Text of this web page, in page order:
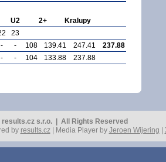
U2 2+
Kralupy
23
- - 108 139.41 247.41
237.88
- - 104 133.88 237.88
s.r.o. | All Rights Reserved
by results.cz| Media Player by Jeroen Wijering |